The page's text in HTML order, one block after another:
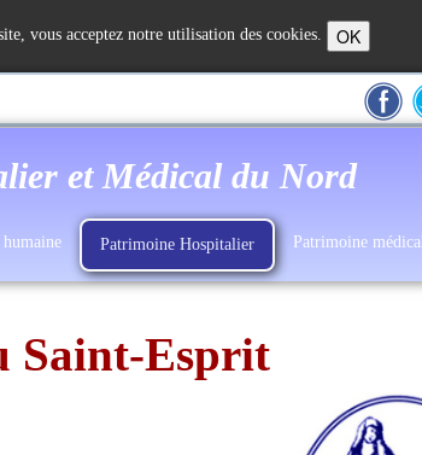
vous acceptez notre utilisation des cookies. OK
et Médical du Nord
Patrimoine Hospitalier Patrimoine médical
Saint-Esprit